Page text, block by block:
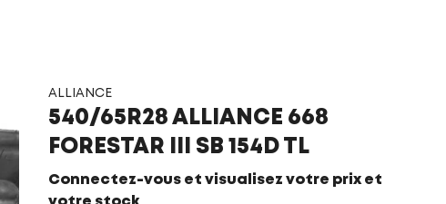
ALLIANCE
540/65R28 ALLIANCE 668
FORESTAR III SB 154D TL
Connectez-vous et visualisez votre prix et